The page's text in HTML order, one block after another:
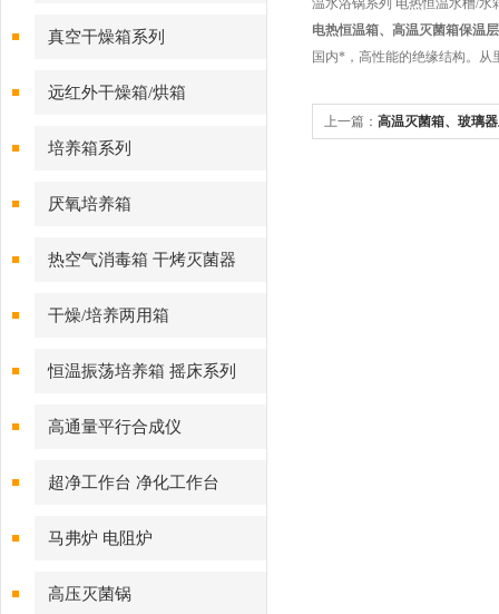
真空干燥箱系列
远红外干燥箱/烘箱
培养箱系列
厌氧培养箱
热空气消毒箱 干烤灭菌器
干燥/培养两用箱
恒温振荡培养箱 摇床系列
高通量平行合成仪
超净工作台 净化工作台
马弗炉 电阻炉
高压灭菌锅
温水浴锅系列 电热恒温水槽/水
电热恒温箱、高温灭菌箱保温层
国内*，高性能的绝缘结构。
上一篇： 高温灭菌箱、玻璃